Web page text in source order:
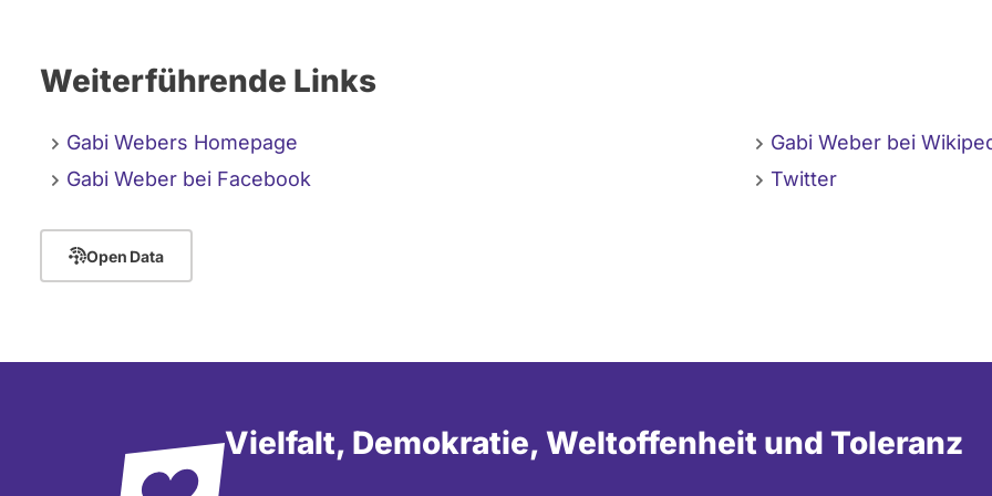
Weiterführende Links
Gabi Webers Homepage
Gabi Weber bei
Gabi Weber bei Facebook
Twitter
Open Data
Vielfalt, Demokratie, Weltoffenheit und Toleranz